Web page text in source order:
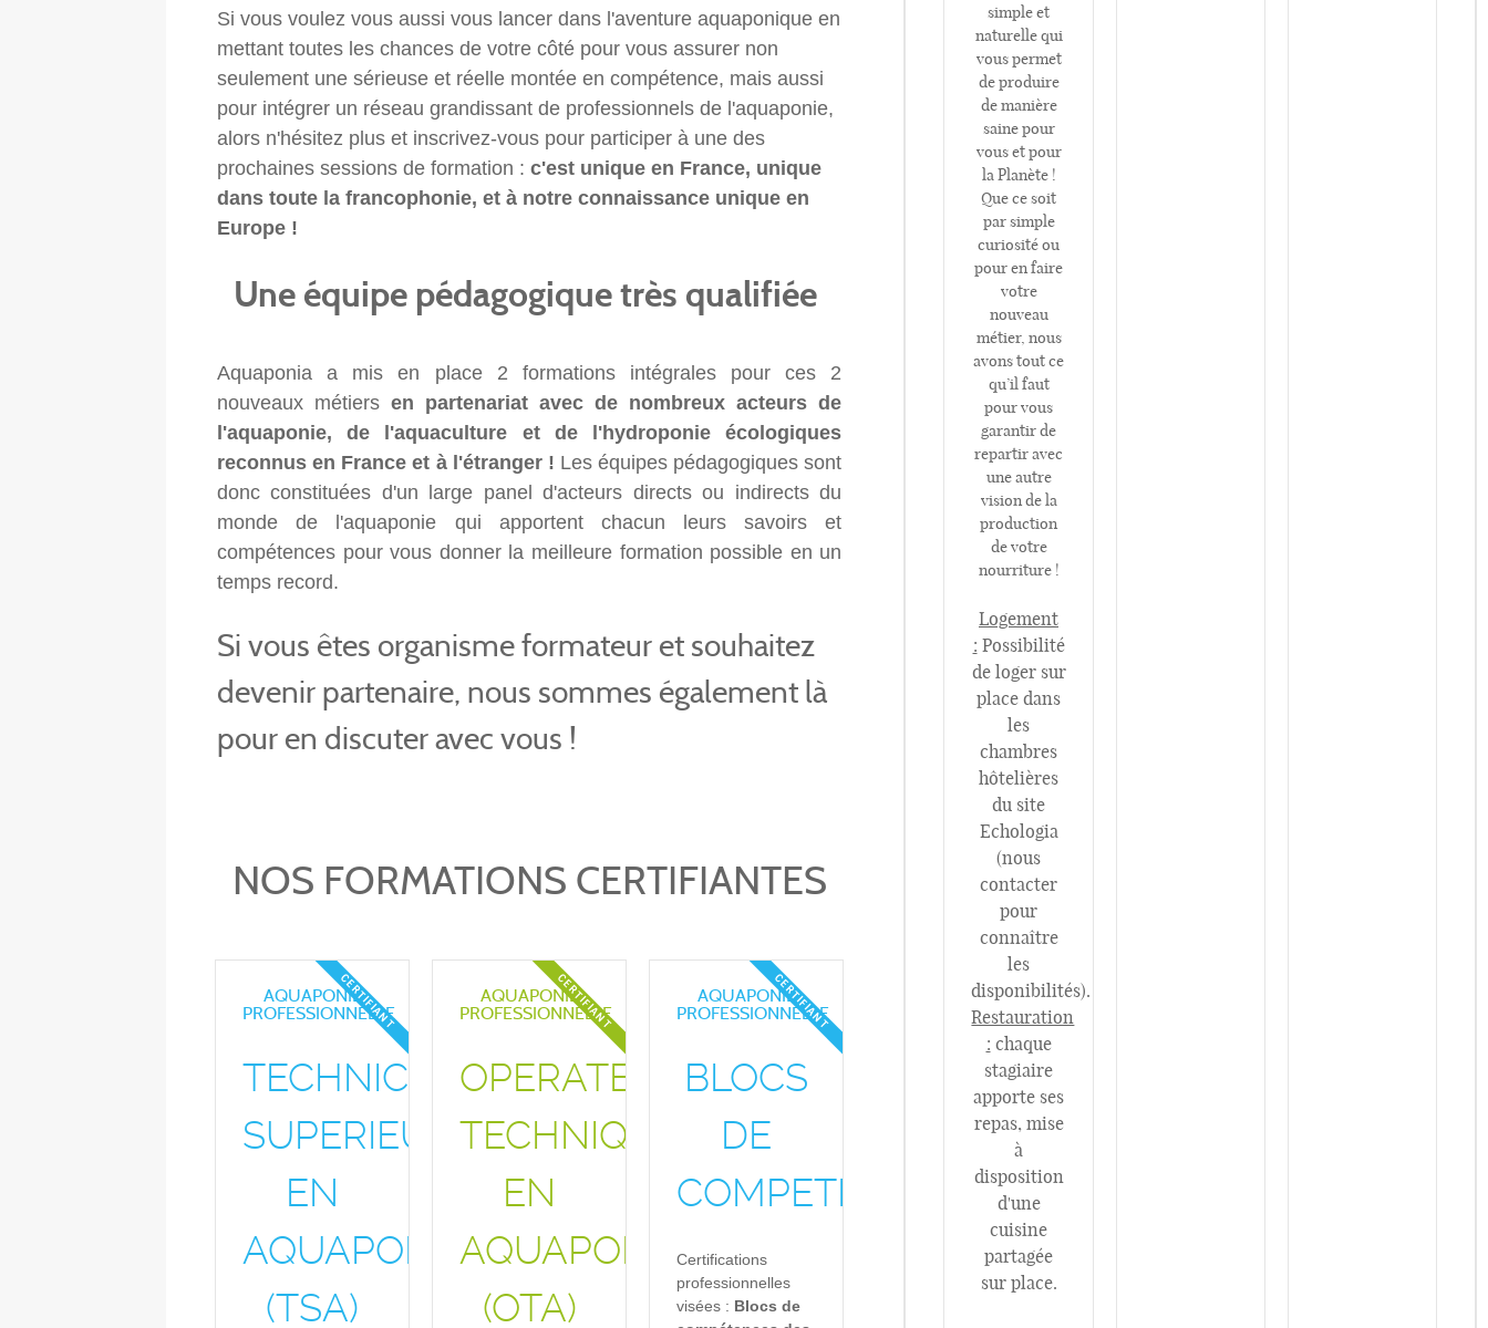
Si vous voulez vous aussi vous lancer dans l'aventure aquaponique en
mettant toutes les chances de votre côté pour vous assurer non
seulement une sérieuse et réelle montée en compétence, mais aussi
pour intégrer un réseau grandissant de professionnels de l'aquaponie,
alors n'hésitez plus et inscrivez-vous pour participer à une des
prochaines sessions de formation : c'est unique en France, unique
dans toute la francophonie, et à notre connaissance unique en
Europe !
Une équipe pédagogique très qualifiée
Aquaponia a mis en place 2 formations intégrales pour ces 2
nouveaux métiersen partenariat avec de nombreux acteurs de
l'aquaponie, de l'aquaculture et de l'hydroponie écologiques
reconnus en France et à l'étranger ! Les équipes pédagogiques sont
donc constituées d'un large panel d'acteurs directs ou indirects du
monde de l'aquaponie qui apportent chacun leurs savoirs et
compétences pour vous donner la meilleure formation possible en un
temps record.
Si vous êtes organisme formateur et souhaitez
devenir partenaire, nous sommes également là
pour en discuter avec vous !
NOS FORMATIONS CERTIFIANTES
CERTIFIANT
AQUAPONIE
PROFESSIONNELLE
TECHNICIEN
SUPERIEUR
EN
AQUAPONIE
(TSA)
CERTIFIANT
AQUAPONIE
PROFESSIONNELLE
OPERATEUR
TECHNIQUE
EN
AQUAPONIE
(OTA)
CERTIFIANT
AQUAPONIE
PROFESSIONNELLE
BLOCS
DE
COMPETENCES
Certifications
professionnelles
visées : Blocs de
simple et
naturelle qui
vous permet
de produire
de manière
saine pour
vous et pour
la Planète !
Que ce soit
par simple
curiosité ou
pour en faire
votre
nouveau
métier, nous
avons tout ce
qu’il faut
pour vous
garantir de
repartir avec
une autre
vision de la
production
de votre
nourriture !
Logement
: Possibilité
de loger sur
place dans
les
chambres
hôtelières
du site
Echologia
(nous
contacter
pour
connaître
les
disponibilités).
Restauration
: chaque
stagiaire
apporte ses
repas, mise
à
disposition
d'une
cuisine
partagée
sur place.